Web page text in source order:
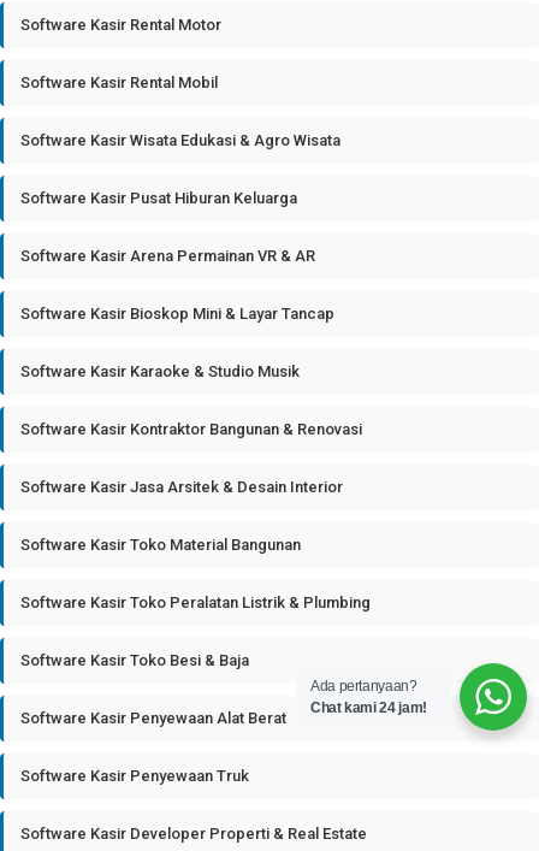
Software Kasir Rental Motor
Software Kasir Rental Mobil
Software Kasir Wisata Edukasi & Agro Wisata
Software Kasir Pusat Hiburan Keluarga
Software Kasir Arena Permainan VR & AR
Software Kasir Bioskop Mini & Layar Tancap
Software Kasir Karaoke & Studio Musik
Software Kasir Kontraktor Bangunan & Renovasi
Software Kasir Jasa Arsitek & Desain Interior
Software Kasir Toko Material Bangunan
Software Kasir Toko Peralatan Listrik & Plumbing
Software Kasir Toko Besi & Baja
Software Kasir Penyewaan Alat Berat
Software Kasir Penyewaan Truk
Software Kasir Developer Properti & Real Estate
Ada pertanyaan?
Chat kami 24 jam!